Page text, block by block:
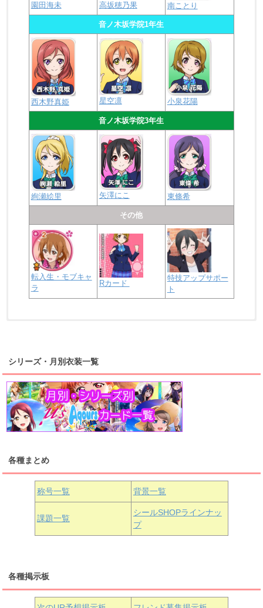
園田海未 高坂穂乃果 南ことり
音ノ木坂学院1年生
西木野真姫 星空凛 小泉花陽
音ノ木坂学院3年生
絢瀬絵里 矢澤にこ 東條希
その他
転入生・モブキャ
ラ
Rカード
特技アップサポー
ト
桜内梨子 高海千歌 渡辺曜
浦の星女学院1年生
津島善子 黒澤ルビィ
浦の星女学院3年生
黒澤ダイヤ
上原歩夢 宮下愛 優木せつ菜
虹ヶ咲学園1年生
中須かすみ 天王寺璃奈
シリーズ・月別衣装一覧
各種まとめ
称号一覧 背景一覧
課題一覧
シールSHOPラインナッ
プ
各種掲示板